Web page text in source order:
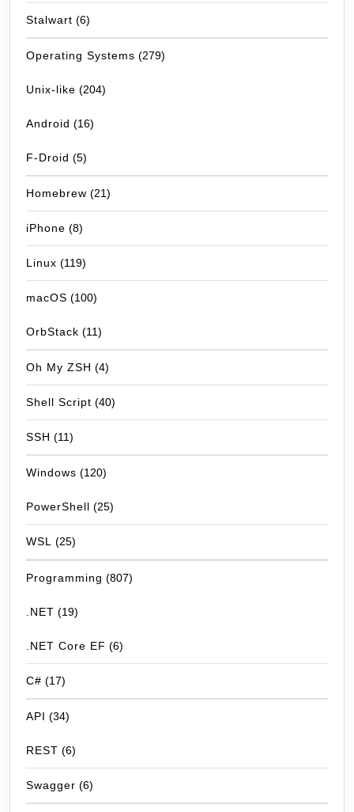
Stalwart (6)
Operating Systems (279)
Unix-like (204)
Android (16)
F-Droid (5)
Homebrew (21)
iPhone (8)
Linux (119)
macOS (100)
OrbStack (11)
Oh My ZSH (4)
Shell Script (40)
SSH (11)
Windows (120)
PowerShell (25)
WSL (25)
Programming (807)
.NET (19)
.NET Core EF (6)
C# (17)
API (34)
REST (6)
Swagger (6)